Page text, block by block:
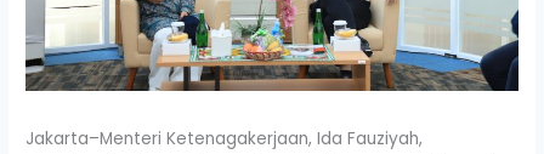
Jakarta–Menteri Ketenagakerjaan, Ida Fauziyah,